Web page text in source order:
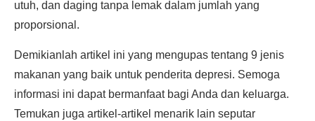
utuh, dan daging tanpa lemak dalam jumlah yang
proporsional.
Demikianlah artikel ini yang mengupas tentang 9 jenis
makanan yang baik untuk penderita depresi. Semoga
informasi ini dapat bermanfaat bagi Anda dan keluarga.
Temukan juga artikel-artikel menarik lain seputar